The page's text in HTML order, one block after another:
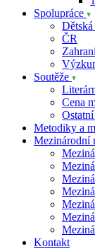
Spolupráce
ČR
Soutěže
Cena
Metodiky a
Mezinárodní
Kontakt